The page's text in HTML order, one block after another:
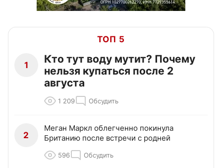
ТОП 5
1
Кто тут воду мутит? Почему
нельзя купаться после 2
августа
1 209 Обсудить
2
Меган Маркл облегченно покинула
Британию после встречи с родней
596 Обсудить